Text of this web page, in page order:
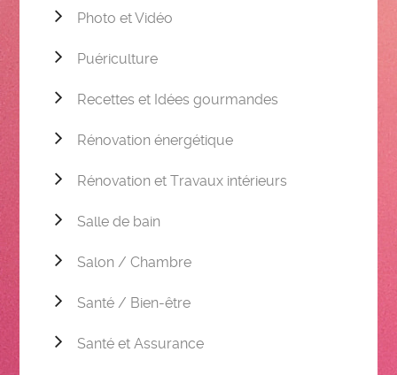
Photo et Vidéo
Puériculture
Recettes et Idées gourmandes
Rénovation énergétique
Rénovation et Travaux intérieurs
Salle de bain
Salon / Chambre
Santé / Bien-être
Santé et Assurance